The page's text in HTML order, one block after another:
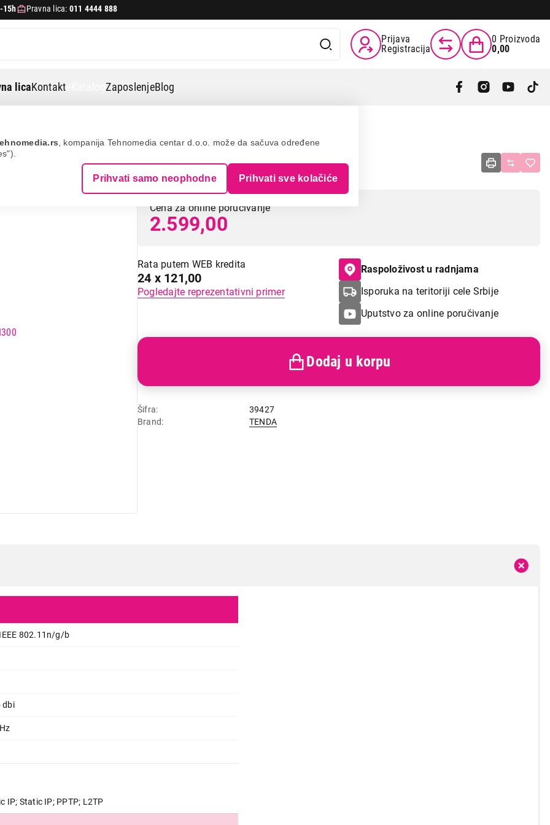
, kompanija Tehnomedia centar d.o.o. može da sačuva određene
Prihvati samo neophodne Prihvati sve kolačiće
15h Pravna lica: 011 4444 888
Prijava
Registracija
0 Proizvoda
0,00
licaKontakt eKatalogZaposlenjeBlog
TENDA N301 N300
Cena za online poručivanje
2.599,00
Rata putem WEB kredita
24 x 121,00
Pogledajte reprezentativni primer
Raspoloživost u radnjama
Isporuka na teritoriji cele Srbije
Uputstvo za online poručivanje
Šifra
39427
Brand
TENDA
Dodaj u korpu
802.11n/g/b
dbi
IP; Static IP; PPTP; L2TP
Proizvod je dodat u korpu.